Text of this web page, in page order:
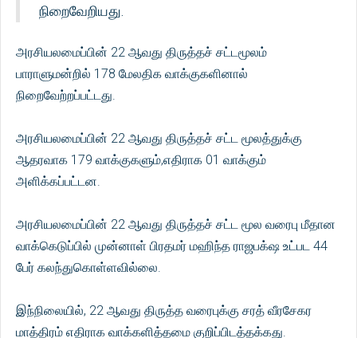
நிறைவேறியது.
அரசியலமைப்பின் 22 ஆவது திருத்தச் சட்டமூலம்
பாராளுமன்றில் 178 மேலதிக வாக்குகளினால்
நிறைவேற்றப்பட்டது.
அரசியலமைப்பின் 22 ஆவது திருத்தச் சட்ட மூலத்துக்கு
ஆதரவாக 179 வாக்குகளும்,எதிராக 01 வாக்கும்
அளிக்கப்பட்டன.
அரசியலமைப்பின் 22 ஆவது திருத்தச் சட்ட மூல வரைபு மீதான
வாக்கெடுப்பில் முன்னாள் பிரதமர் மஹிந்த ராஜபக்‌ஷ உட்பட 44
பேர் கலந்துகொள்ளவில்லை.
இந்நிலையில், 22 ஆவது திருத்த வரைபுக்கு சரத் வீரசேகர
மாத்திரம் எதிராக வாக்களித்தமை குறிப்பிடத்தக்கது.